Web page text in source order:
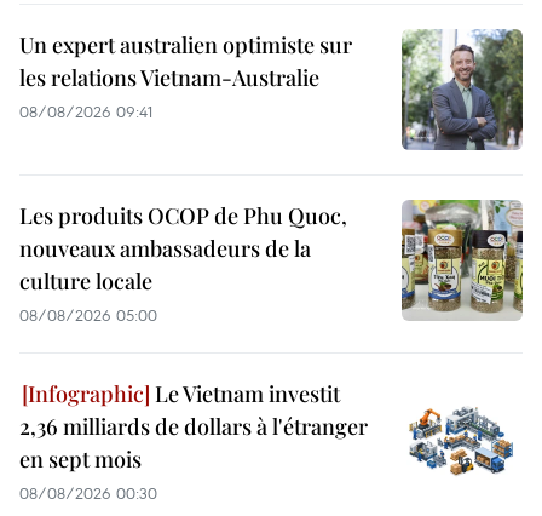
Un expert australien optimiste sur
les relations Vietnam-Australie
08/08/2026 09:41
Les produits OCOP de Phu Quoc,
nouveaux ambassadeurs de la
culture locale
08/08/2026 05:00
Le Vietnam investit
2,36 milliards de dollars à l'étranger
en sept mois
08/08/2026 00:30